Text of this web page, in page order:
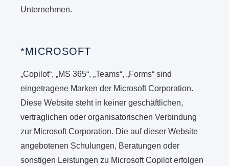
Unternehmen.
*MICROSOFT
„Copilot“, „MS 365“, „Teams“, „Forms“ sind
eingetragene Marken der Microsoft Corporation.
Diese Website steht in keiner geschäftlichen,
vertraglichen oder organisatorischen Verbindung
zur Microsoft Corporation. Die auf dieser Website
angebotenen Schulungen, Beratungen oder
sonstigen Leistungen zu Microsoft Copilot erfolgen